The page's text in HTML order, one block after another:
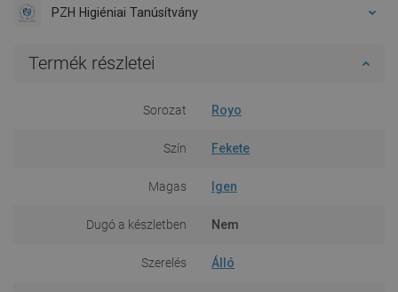
PZH Higiéniai Tanúsítvány
Termék részletei
Sorozat Royo
Szín Fekete
Magas Igen
Dugó a készletben Nem
Szerelés Álló